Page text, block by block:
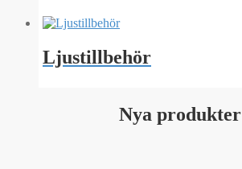
Ljustillbehör
Nya produkter